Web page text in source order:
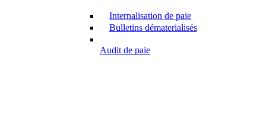
Internalisation de paie
Bulletins dématerialisés
Audit de paie